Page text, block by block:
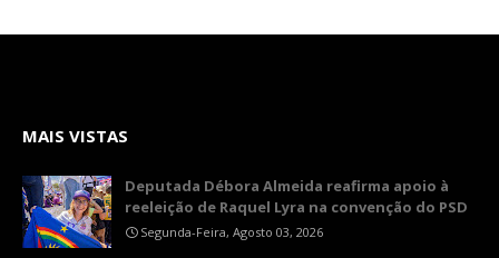
MAIS VISTAS
Deputada Débora Almeida reafirma apoio à
reeleição de Raquel Lyra na convenção do PSD
Segunda-Feira, Agosto 03, 2026